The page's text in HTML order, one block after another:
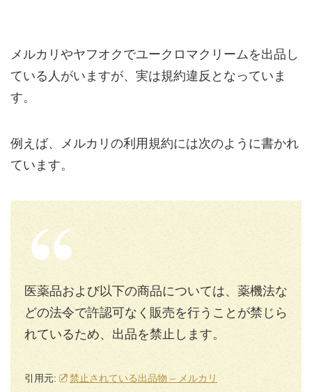
メルカリやヤフオクでユークロマクリームを出品し
ている人がいますが、実は規約違反となっていま
す。
例えば、メルカリの利用規約には次のように書かれ
ています。
医薬品および以下の商品については、薬機法な
どの法令で許認可なく販売を行うことが禁じら
れているため、出品を禁止します。
引用元: 禁止されている出品物 – メルカリ